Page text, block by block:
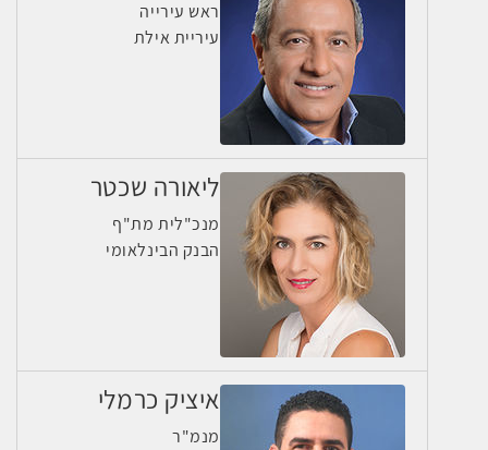
ראש עירייה
עיריית אילת
ליאורה שכטר
מנכ"לית מת"ף
הבנק הבינלאומי
איציק כרמלי
מנמ"ר